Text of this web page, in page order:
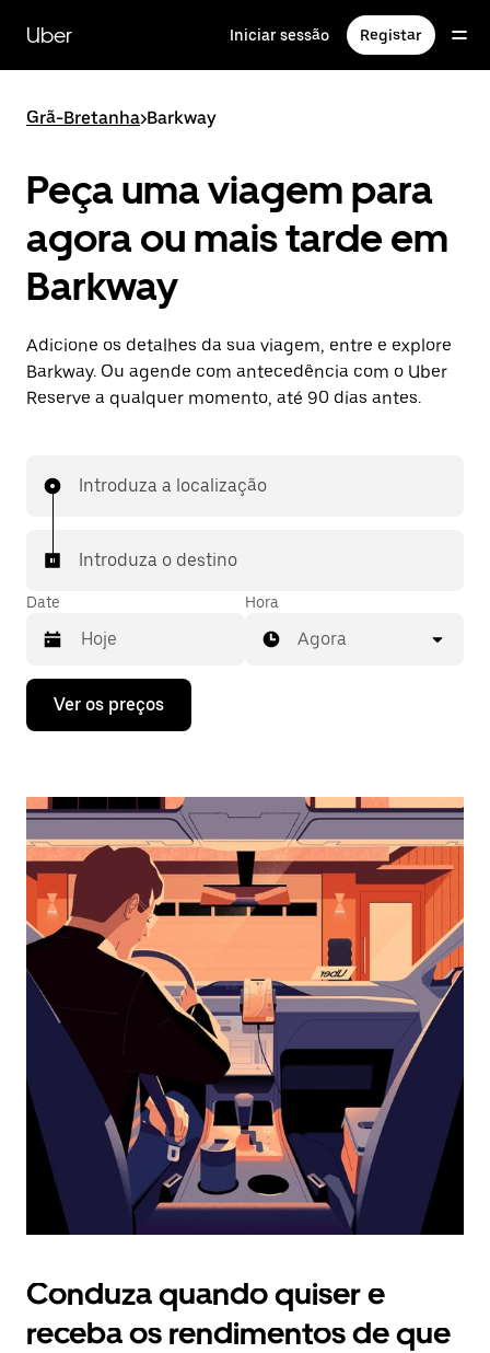
para
conteúdo
Uber Iniciar sessão Registar
Grã-Bretanha>Barkway
Peça uma viagem para
agora ou mais tarde em
Barkway
Adicione os detalhes da sua viagem, entre e explore
Barkway. Ou agende com antecedência com o Uber
Reserve a qualquer momento, até 90 dias antes.
Introduza a localização
Introduza o destino
Date
Prima
tecla
interagir
o
calendário
selecionar
uma
data.
Prima
o
botão
o
calendário.
Hora
Agora
Ver os preços
Conduza quando quiser e
receba os rendimentos de que